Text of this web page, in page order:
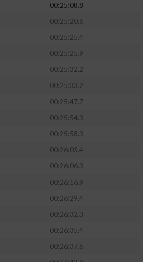
00:25:08.8
00:25:20.6
00:25:25.4
00:25:25.9
00:25:32.2
00:25:33.2
00:25:47.7
00:25:54.3
00:25:58.3
00:26:03.4
00:26:06.3
00:26:16.9
00:26:29.4
00:26:32.3
00:26:35.4
00:26:37.6